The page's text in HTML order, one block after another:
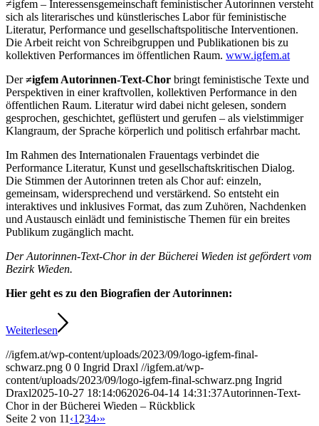
≠igfem – Interessensgemeinschaft feministischer Autorinnen versteht
sich als literarisches und künstlerisches Labor für feministische
Literatur, Performance und gesellschaftspolitische Interventionen.
Die Arbeit reicht von Schreibgruppen und Publikationen bis zu
kollektiven Performances im öffentlichen Raum. www.igfem.at
Der≠igfem Autorinnen-Text-Chor bringt feministische Texte und
Perspektiven in einer kraftvollen, kollektiven Performance in den
öffentlichen Raum. Literatur wird dabei nicht gelesen, sondern
gesprochen, geschichtet, geflüstert und gerufen – als vielstimmiger
Klangraum, der Sprache körperlich und politisch erfahrbar macht.
Im Rahmen des Internationalen Frauentags verbindet die
Performance Literatur, Kunst und gesellschaftskritischen Dialog.
Die Stimmen der Autorinnen treten als Chor auf: einzeln,
gemeinsam, widersprechend und verstärkend. So entsteht ein
interaktives und inklusives Format, das zum Zuhören, Nachdenken
und Austausch einlädt und feministische Themen für ein breites
Publikum zugänglich macht.
Der Autorinnen-Text-Chor in der Bücherei Wieden ist gefördert vom
Bezirk Wieden.
Hier geht es zu den Biografien der Autorinnen:
Weiterlesen
//igfem.at/wp-content/uploads/2023/09/logo-igfem-final-
schwarz.png 0 0 Ingrid Draxl //igfem.at/wp-
content/uploads/2023/09/logo-igfem-final-schwarz.png Ingrid
Draxl2025-10-27 18:14:062026-04-14 14:31:37Autorinnen-Text-
Chor in der Bücherei Wieden – Rückblick
Seite 2 von 11 ‹1 234›»